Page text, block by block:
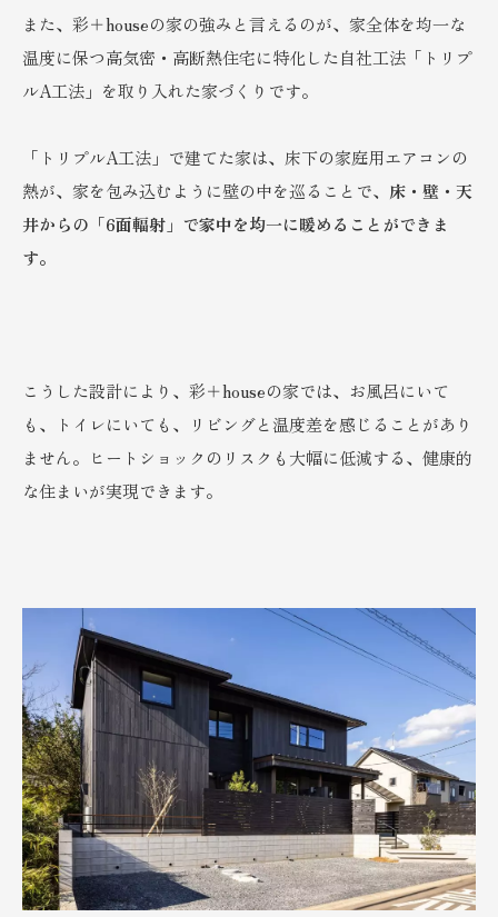
また、彩＋houseの家の強みと言えるのが、家全体を均一な
温度に保つ高気密・高断熱住宅に特化した自社工法「トリプ
ルA工法」を取り入れた家づくりです。
「トリプルA工法」で建てた家は、床下の家庭用エアコンの
熱が、家を包み込むように壁の中を巡ることで、 床・壁・天
井からの「6面輻射」で家中を均一に暖めることができま
す。
こうした設計により、彩＋houseの家では、お風呂にいて
も、トイレにいても、リビングと温度差を感じることがあり
ません。ヒートショックのリスクも大幅に低減する、健康的
な住まいが実現できます。